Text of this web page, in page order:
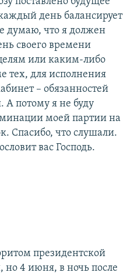
день балансирует
думаю, что я должен
своего времени
или каким-либо
тех, для исполнения
– обязанностей
А потому я не буду
моей партии на
Спасибо, что слушали.
вас Господь.
президентской
но 4 июня, в ночь после